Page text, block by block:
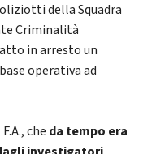
della Squadra
Criminalità
in arresto un
operativa ad
che da tempo era